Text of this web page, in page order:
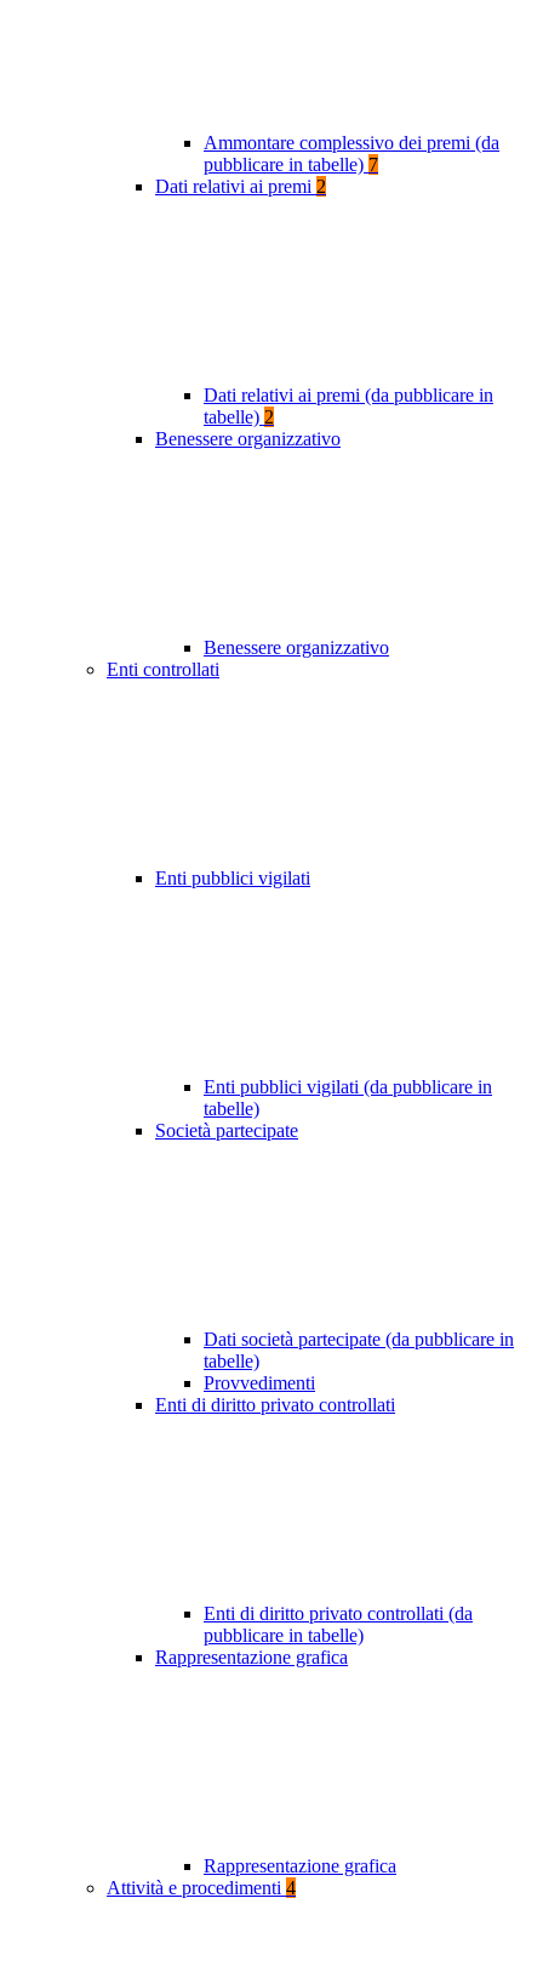
Ammontare complessivo dei premi (da
pubblicare in tabelle) 7
Dati relativi ai premi 2
Dati relativi ai premi (da pubblicare in
tabelle) 2
Benessere organizzativo
Benessere organizzativo
Enti controllati
Enti pubblici vigilati
Enti pubblici vigilati (da pubblicare in
tabelle)
Società partecipate
Dati società partecipate (da pubblicare in
tabelle)
Provvedimenti
Enti di diritto privato controllati
Enti di diritto privato controllati (da
pubblicare in tabelle)
Rappresentazione grafica
Rappresentazione grafica
Attività e procedimenti 4